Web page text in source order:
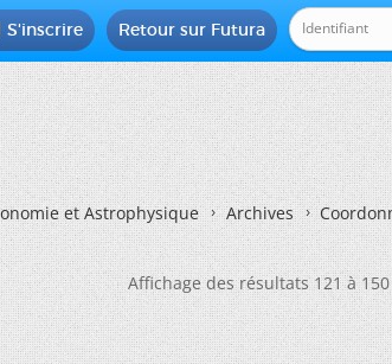
Retour sur Futura
S'inscrire
et Astrophysique Archives
Affichage des résultats 121 à